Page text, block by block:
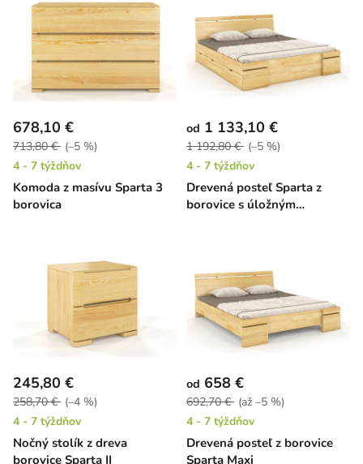
Komoda z masívu Sparta 3
borovica
678,10 €
713,80 € (–5 %)
4 - 7 týždňov
Drevená posteľ Sparta z
borovice s úložným
od 1 133,10 €
1 192,80 € (–5 %)
4 - 7 týždňov
Nočný stolík z dreva
borovice Sparta II
245,80 €
258,70 € (–4 %)
4 - 7 týždňov
Drevená posteľ z borovice
Sparta Maxi
od 658 €
692,70 € (až –5 %)
4 - 7 týždňov